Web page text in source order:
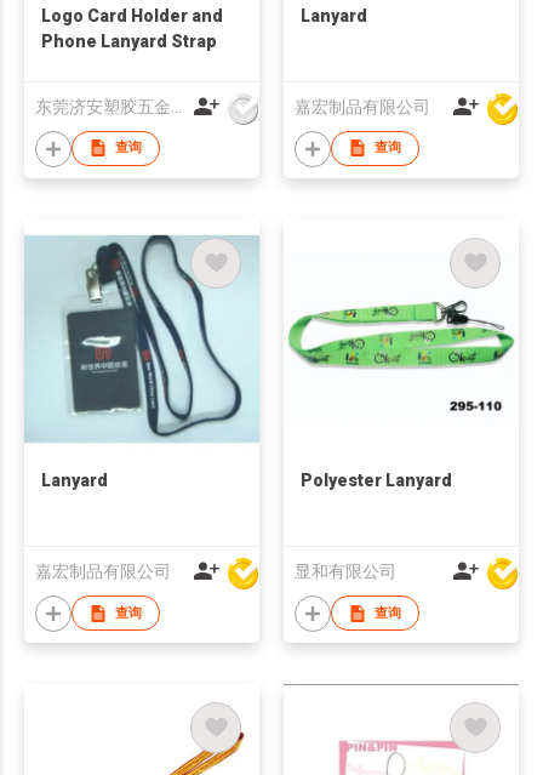
Logo Card Holder and
Phone Lanyard Strap
查询
Lanyard
嘉宏制品有限公司
查询
Lanyard
嘉宏制品有限公司
查询
Polyester Lanyard
显和有限公司
查询